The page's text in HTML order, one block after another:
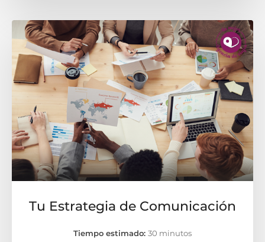
Tu Estrategia de Comunicación
Tiempo estimado: 30 minutos